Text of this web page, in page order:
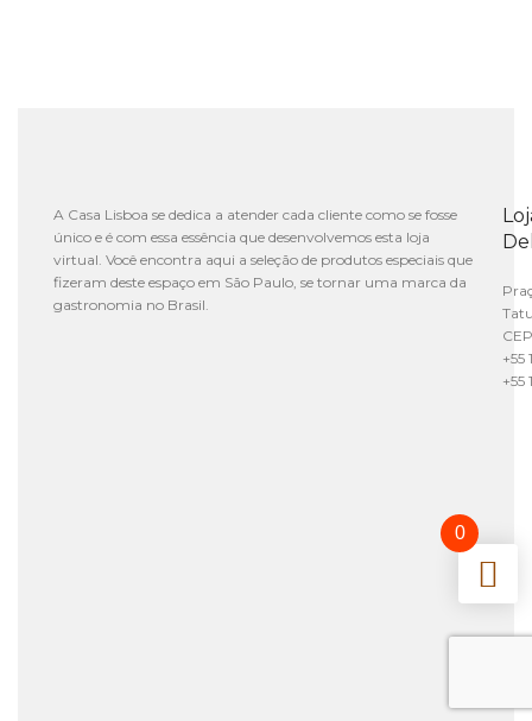
A Casa Lisboa se dedica a atender cada cliente como se fosse
único e é com essa essência que desenvolvemos esta loja
virtual. Você encontra aqui a seleção de produtos especiais que
fizeram deste espaço em São Paulo, se tornar uma marca da
gastronomia no Brasil.
+55
+55
0